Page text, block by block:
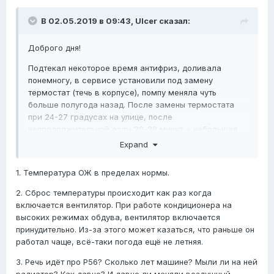
В 02.05.2019 в 09:43, Ulcer сказал:
Доброго дня!
Подтекал некоторое время антифриз, доливала
понемногу, в сервисе установили под замену
термостат (течь в корпусе), помпу меняла чуть
больше полугода назад. После замены термостата
при 24-27 градусах на улице, после
непродолжительной езды 20-30 минут + небольшая
пробка минут на 10, при выключении зажигания, через
придала этому значения, но на 3-й день решила
проверить температуру-ОЖ. Начальная температура
25, затем постепенно поднимается до 102-103 и
скидывает до 86, после начинает подниматься до 106-
108 при езде по МКАДу практически без остановок и
сбрасывается максимум до 102 и опять набирается,
заглушила машину, решила проверить уровень
Expand
1. Температура ОЖ в пределах нормы.
2. Сброс температуры происходит как раз когда
включается вентилятор. При работе кондиционера на
высоких режимах обдува, вентилятор включается
принудительно. Из-за этого может казаться, что раньше он
работал чаще, всё-таки погода ещё не летняя.
3. Речь идёт про Р56? Сколько лет машине? Мыли ли на ней